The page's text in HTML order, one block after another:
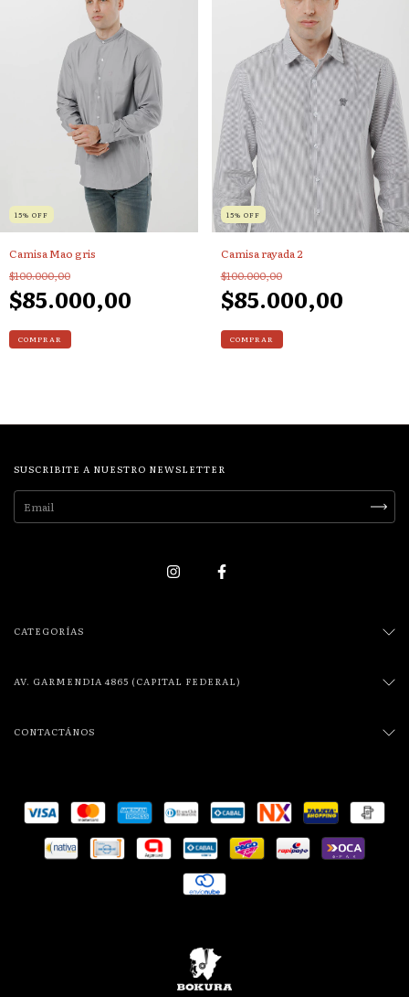
15% OFF
Camisa Mao gris
$100.000,00
$85.000,00
COMPRAR
15% OFF
Camisa rayada 2
$100.000,00
$85.000,00
COMPRAR
SUSCRIBITE A NUESTRO NEWSLETTER
CATEGORÍAS
AV. GARMENDIA 4865 (CAPITAL FEDERAL)
CONTACTÁNOS